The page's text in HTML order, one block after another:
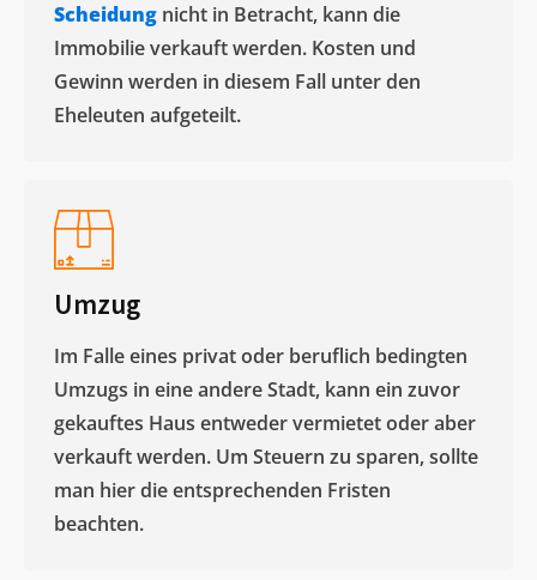
Scheidung nicht in Betracht, kann die
Immobilie verkauft werden. Kosten und
Gewinn werden in diesem Fall unter den
Eheleuten aufgeteilt.​
Umzug
Im Falle eines privat oder beruflich bedingten
Umzugs in eine andere Stadt, kann ein zuvor
gekauftes Haus entweder vermietet oder aber
verkauft werden. Um Steuern zu sparen, sollte
man hier die entsprechenden Fristen
beachten.